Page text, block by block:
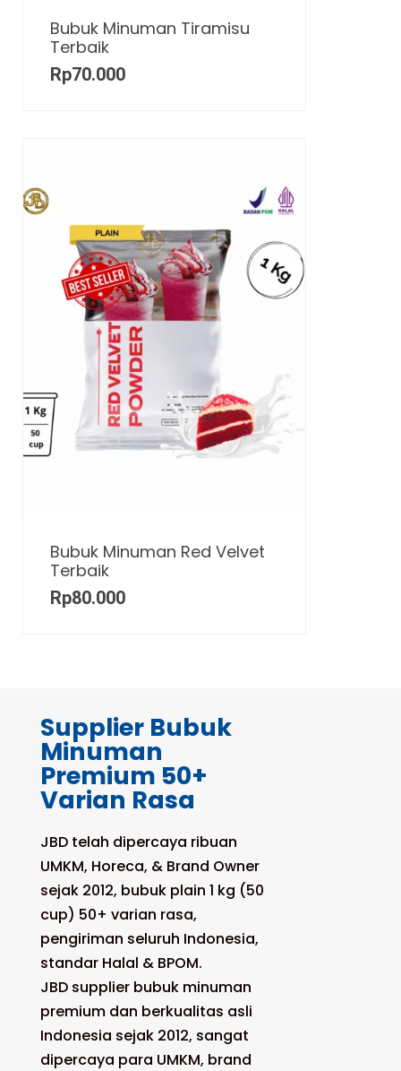
Bubuk Minuman Tiramisu
Terbaik
Rp70.000
Bubuk Minuman Red Velvet
Terbaik
Rp80.000
Supplier Bubuk
Minuman
Premium 50+
Varian Rasa
JBD telah dipercaya ribuan
UMKM, Horeca, & Brand Owner
sejak 2012, bubuk plain 1 kg (50
cup) 50+ varian rasa,
pengiriman seluruh Indonesia,
standar Halal & BPOM.
JBD supplier bubuk minuman
premium dan berkualitas asli
Indonesia sejak 2012, sangat
dipercaya para UMKM, brand